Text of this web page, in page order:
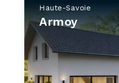
Haute-Savoie
Armoy